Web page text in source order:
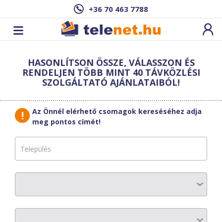
+36 70 463 7788
Ez a csomag sajnos nem elérhető az Ön
címén.Megnézem másik címen!
vissza a szolgáltatásokhoz
HWR-Telecom
AZ ELŐFIZETÉS RÉSZLETEI
HASONLÍTSON ÖSSZE, VÁLASSZON ÉS
RENDELJEN TÖBB MINT 40 TÁVKÖZLÉSI
SZOLGÁLTATÓ AJÁNLATAIBÓL!
Az Önnél elérhető csomagok kereséséhez adja
meg pontos címét!